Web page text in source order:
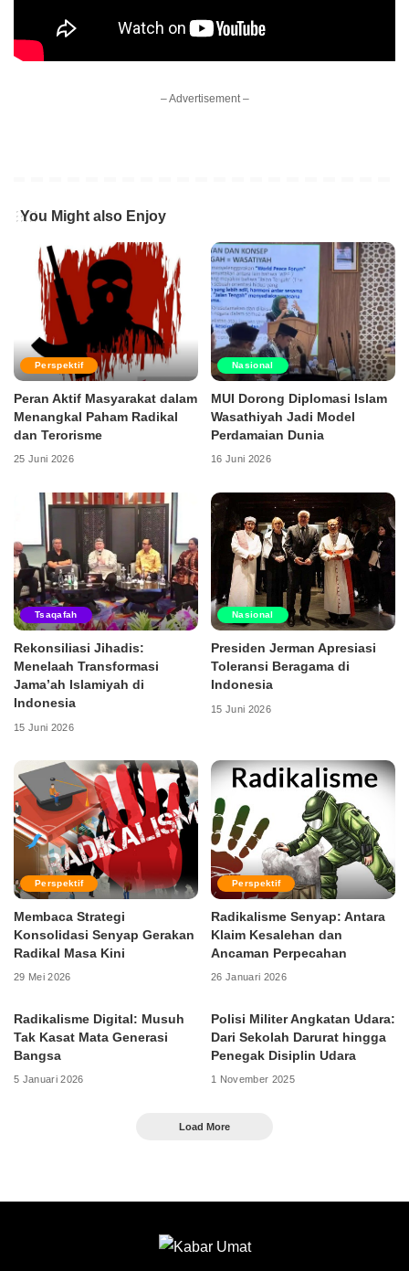
– Advertisement –
You Might also Enjoy
Perspektif
Peran Aktif Masyarakat dalam
Menangkal Paham Radikal
dan Terorisme
25 Juni 2026
Nasional
MUI Dorong Diplomasi Islam
Wasathiyah Jadi Model
Perdamaian Dunia
16 Juni 2026
Tsaqafah
Rekonsiliasi Jihadis:
Menelaah Transformasi
Jama’ah Islamiyah di
Indonesia
15 Juni 2026
Nasional
Presiden Jerman Apresiasi
Toleransi Beragama di
Indonesia
15 Juni 2026
Perspektif
Membaca Strategi
Konsolidasi Senyap Gerakan
Radikal Masa Kini
29 Mei 2026
Perspektif
Radikalisme Senyap: Antara
Klaim Kesalehan dan
Ancaman Perpecahan
26 Januari 2026
Radikalisme Digital: Musuh
Tak Kasat Mata Generasi
Bangsa
5 Januari 2026
Polisi Militer Angkatan Udara:
Dari Sekolah Darurat hingga
Penegak Disiplin Udara
1 November 2025
Load More